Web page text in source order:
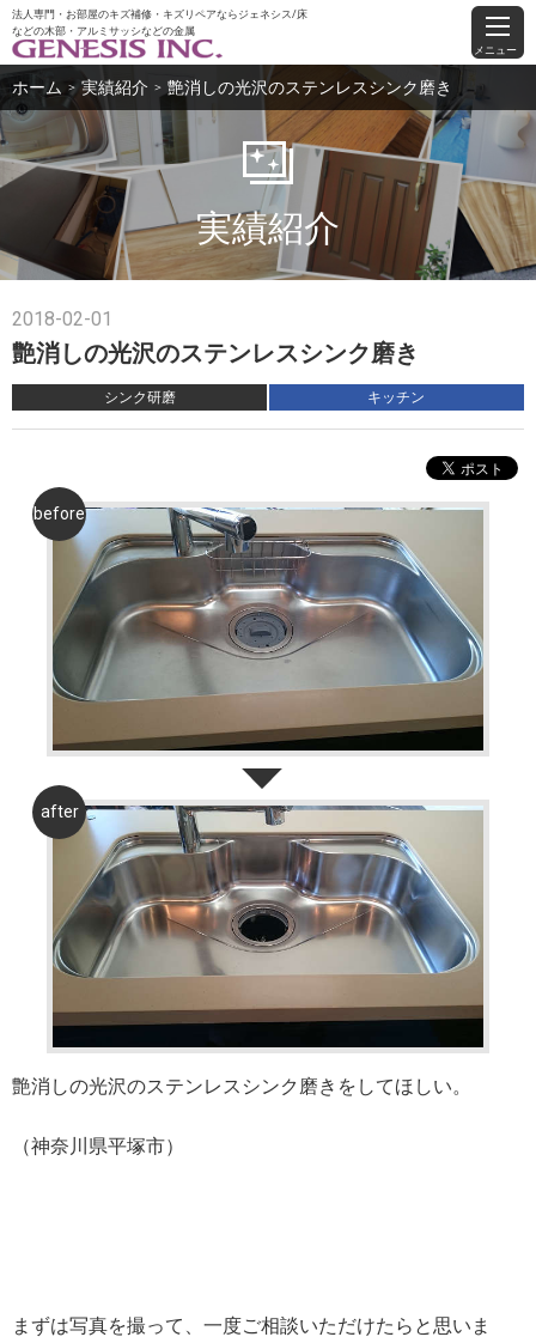
法人専門・お部屋のキズ補修・キズリペアならジェネシス/床
などの木部・アルミサッシなどの金属
メニュー
ホーム ＞ 実績紹介 ＞ 艶消しの光沢のステンレスシンク磨き
実績紹介
2018-02-01
艶消しの光沢のステンレスシンク磨き
シンク研磨 キッチン
艶消しの光沢のステンレスシンク磨きをしてほしい。
（神奈川県平塚市）
まずは写真を撮って、一度ご相談いただけたらと思いま